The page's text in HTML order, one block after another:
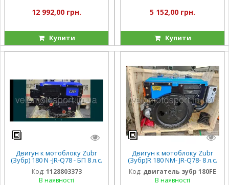
12 992,00 грн.
Купити
5 152,00 грн.
Купити
Двигун к мотоблоку Zubr
(Зубр) 180 N -JR-Q78 - БП 8 л.с.
ручной - ПЛЮС
Код: 1128803373
В наявності
Двигун к мотоблоку Zubr
(Зубр)R 180 NM- JR-Q78- 8 л.с.
электро
Код: двигатель зубр 180FE
В наявності